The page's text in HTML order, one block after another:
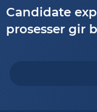
Candidate
prosesser gir